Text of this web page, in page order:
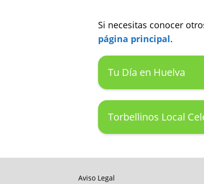
Si necesitas conocer
página principal.
Tu Día en Huelva
Torbellinos Local
Aviso Legal